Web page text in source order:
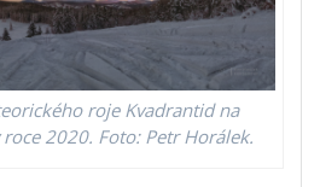
roje Kvadrantid na
roce 2020. Foto: Petr Horálek.